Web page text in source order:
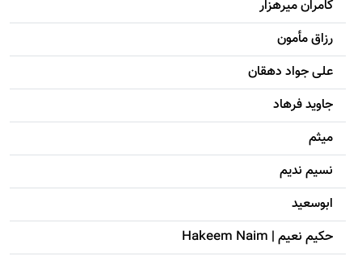
کامران میرهزار
رزاق مأمون
علی جواد دهقان
جاويد فرهاد
میثم
نسیم ندیم
ابوسعيد
حکيم نعيم | Hakeem Naim